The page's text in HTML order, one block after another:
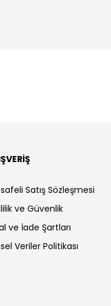
Satış Sözleşmesi
ve Güvenlik
ve İade Şartları
Veriler Politikası